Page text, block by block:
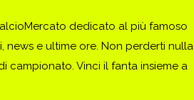
dedicato al più famoso
news e ultime ore. Non perderti nulla
campionato. Vinci il fanta insieme a